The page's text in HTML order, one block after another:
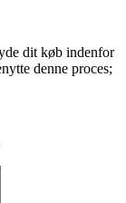
dit køb indenfor
denne proces;